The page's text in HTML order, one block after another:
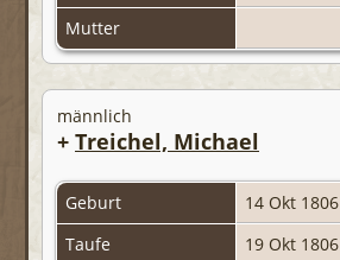
Mutter
männlich
+ Treichel, Michael
Geburt 14 Okt 1806
Taufe
19 Okt 1806